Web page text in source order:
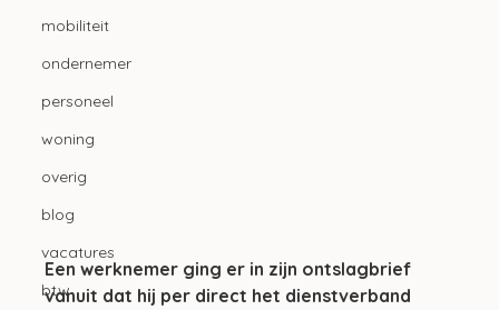
mobiliteit
ondernemer
personeel
woning
overig
blog
vacatures
btw
Een werknemer ging er in zijn ontslagbrief
vanuit dat hij per direct het dienstverband